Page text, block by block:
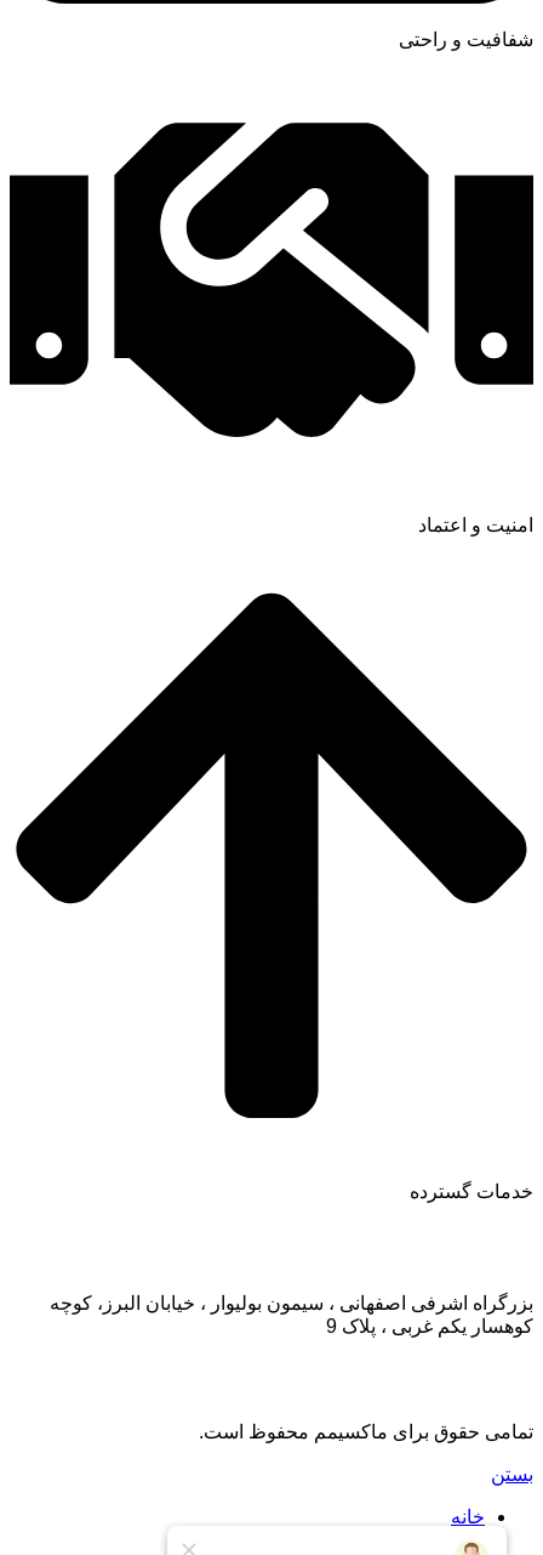
شفافیت و راحتی
امنیت و اعتماد
خدمات گسترده
بزرگراه اشرفی اصفهانی ، سیمون بولیوار ، خیابان البرز، کوچه
کوهسار یکم غربی ، پلاک 9
تمامی حقوق برای ماکسیمم محفوظ است.
بستن
خانه
اشتراک